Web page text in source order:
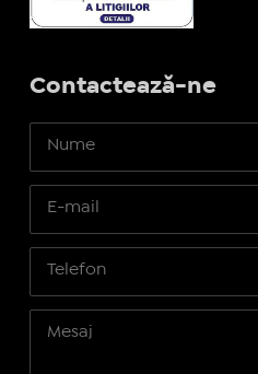
Contactează-ne